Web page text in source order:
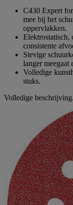
C430 Expert
mee bij het
oppervlakken.
Elektrostatisch,
consistente
Stevige
langer meegaat
Volledige
stuks.
Volledige